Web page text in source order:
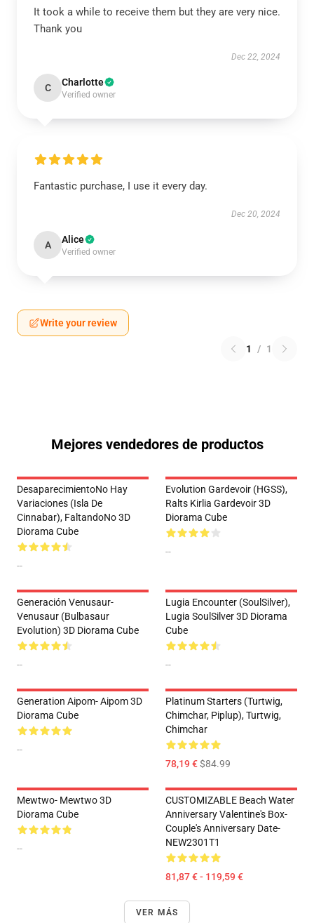
It took a while to receive them but they are very nice.
Thank you
Dec 22, 2024
C Charlotte
Verified owner
Fantastic purchase, I use it every day.
Dec 20, 2024
A Alice
Verified owner
Write your review
1 / 1
Mejores vendedores de productos
DesaparecimientoNo Hay
Variaciones (Isla De
Cinnabar), FaltandoNo 3D
Diorama Cube
--
Evolution Gardevoir (HGSS),
Ralts Kirlia Gardevoir 3D
Diorama Cube
--
Generación Venusaur-
Venusaur (Bulbasaur
Evolution) 3D Diorama Cube
--
Lugia Encounter (SoulSilver),
Lugia SoulSilver 3D Diorama
Cube
--
Generation Aipom- Aipom 3D
Diorama Cube
--
Platinum Starters (Turtwig,
Chimchar, Piplup), Turtwig,
Chimchar
78,19 €$84.99
Mewtwo- Mewtwo 3D
Diorama Cube
--
CUSTOMIZABLE Beach Water
Anniversary Valentine's Box-
Couple's Anniversary Date-
NEW2301T1
81,87 € - 119,59 €
VER MÁS